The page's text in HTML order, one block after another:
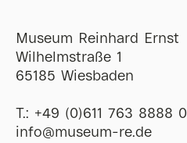
Museum Reinhard Ernst
Wilhelmstraße 1
65185 Wiesbaden
T.: +49 (0)611 763 8888 0
ofni@museum-re de